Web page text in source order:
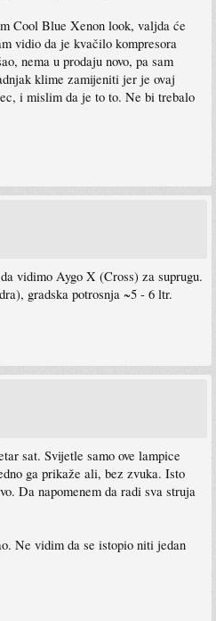
Cool Blue Xenon look, valjda će
vidio da je kvačilo kompresora
nema u prodaju novo, pa sam
klime zamijeniti jer je ovaj
i mislim da je to to. Ne bi trebalo
vidimo Aygo X (Cross) za suprugu.
gradska potrosnja ~5 - 6 ltr.
sat. Svijetle samo ove lampice
ga prikaže ali, bez zvuka. Isto
Da napomenem da radi sva struja
Ne vidim da se istopio niti jedan